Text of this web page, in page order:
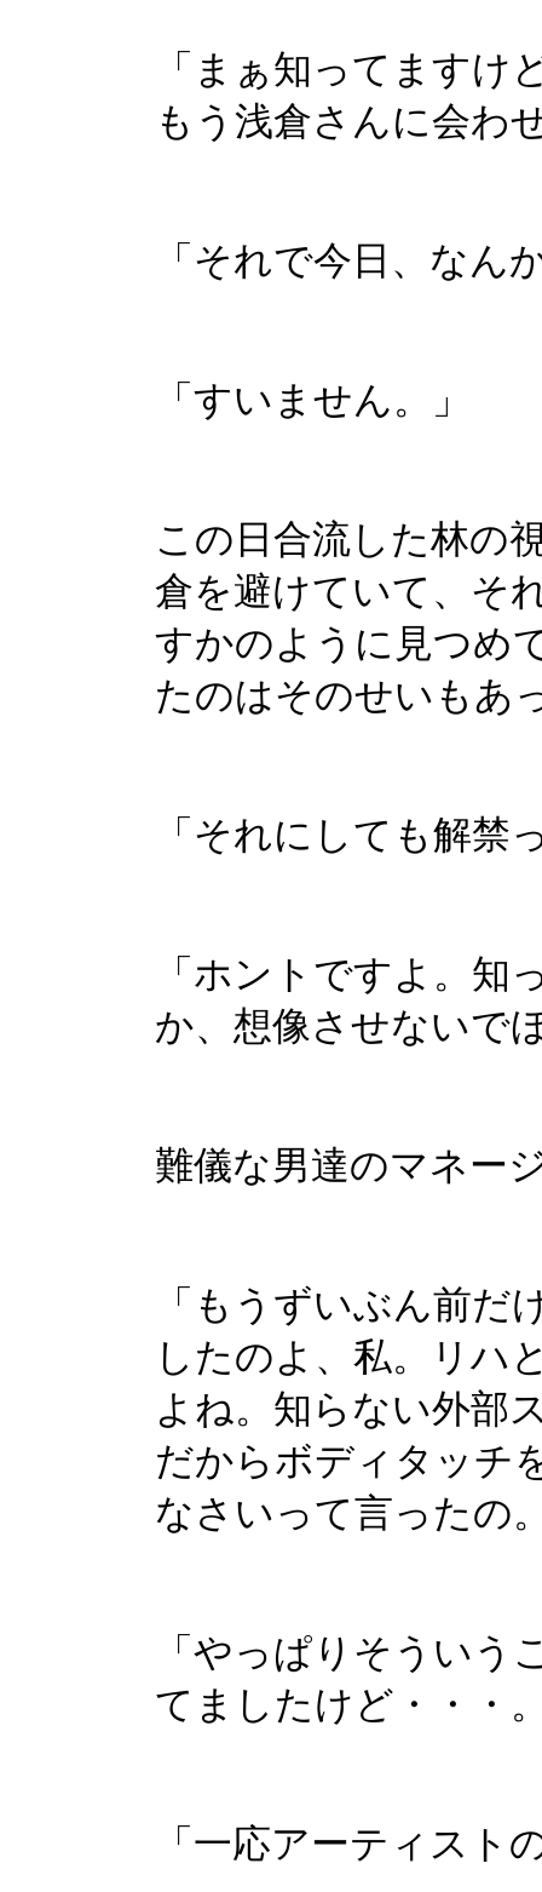
「まぁ知ってますけ
もう浅倉さんに会わ
「それで今日、なん
「すいません。」
この日合流した林の
倉を避けていて、そ
すかのように見つめ
たのはそのせいもあ
「それにしても解禁
「ホントですよ。知
か、想像させないで
難儀な男達のマネー
「もうずいぶん前だ
したのよ、私。リハ
よね。知らない外部
だからボディタッチ
なさいって言ったの
「やっぱりそうい
てましたけど・・・
「一応アーティスト